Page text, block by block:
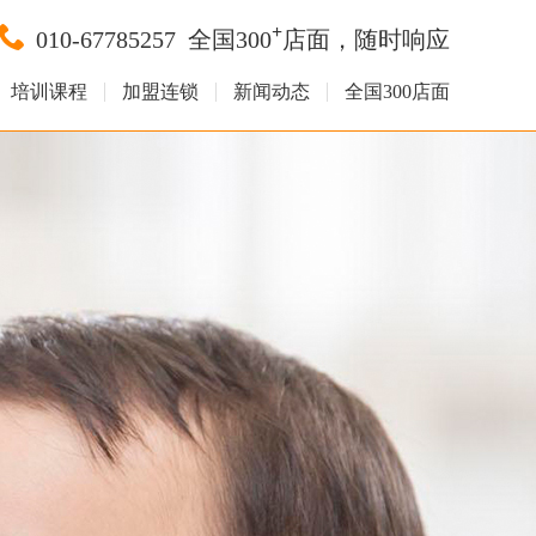
010-67785257 全国300+店面，随时响应
培训课程 加盟连锁 新闻动态 全国300店面